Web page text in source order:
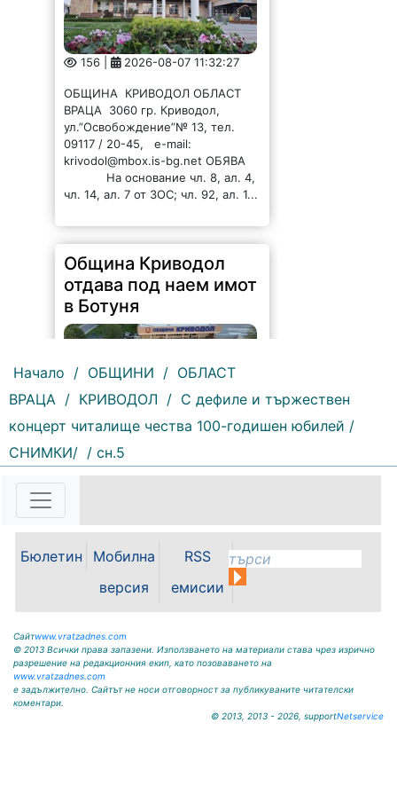
156 | 2026-08-07 11:32:27
ОБЩИНА КРИВОДОЛ ОБЛАСТ
ВРАЦА 3060 гр. Криводол,
ул.”Освобождение”№ 13, тел.
09117 / 20-45, e-mail:
krivodol@mbox.is-bg.net ОБЯВА
На основание чл. 8, ал. 4,
чл. 14, ал. 7 от ЗОС; чл. 92, ал. 1...
Община Криводол
отдава под наем имот
в Ботуня
ВРАЦА 3060 гр. Криводол, ул.
09117/20-45, e-mail:
На основание чл. 8, ал. 4,
чл. 14, ал. 7 от ЗОС; чл. 92, ал. 1...
Начало / ОБЩИНИ / ОБЛАСТ
ВРАЦА / КРИВОДОЛ / С дефиле и тържествен
концерт читалище чества 100-годишен юбилей /
СНИМКИ/ / сн.5
Бюлетин
Мобилна
версия
RSS
емисии
Сайтwww.vratzadnes.com
© 2013 Всички права запазени. Използването на материали става чрез изрично
разрешение на редакционния екип, като позоваването на
www.vratzadnes.com
е задължително. Сайтът не носи отговорност за публикуваните читателски
коментари.
© 2013, 2013 - 2026, supportNetservice